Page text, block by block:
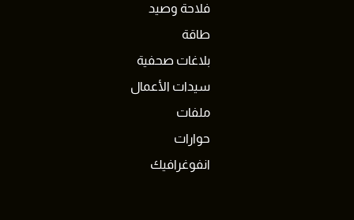
فلاحة وصيد
طاقة
بلاغات صحفية
سيدات الأعمال
ملفات
حوارات
انفوغرافيك